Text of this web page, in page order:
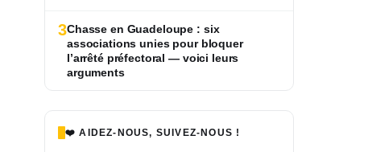
3Chasse en Guadeloupe : six
associations unies pour bloquer
l’arrêté préfectoral — voici leurs
arguments
❤️ AIDEZ-NOUS, SUIVEZ-NOUS !